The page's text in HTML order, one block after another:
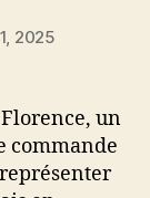
2025
Florence, un
commande